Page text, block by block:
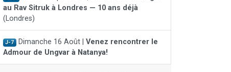
au Rav Sitruk à Londres — 10 ans déjà
(Londres)
J-7 Dimanche 16 Août | Venez rencontrer le
Admour de Ungvar à Natanya!